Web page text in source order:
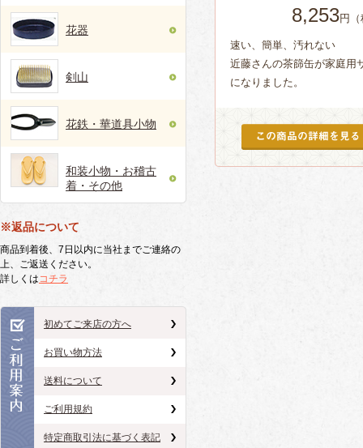
花器
剣山
花鉄・華道具小物
和装小物・お稽古
着・その他
※返品について
商品到着後、7日以内に当社までご連絡の
上、ご返送ください。
詳しくはコチラ
初めてご来店の方へ
お買い物方法
送料について
ご利用規約
特定商取引法に基づく表記
8,253円
速い、簡単、汚れない
近藤さんの茶篩缶が家庭用
になりました。